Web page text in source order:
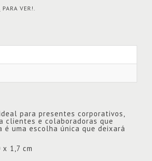
PARA VER!.
para presentes corporativos,
clientes e colaboradoras que
uma escolha única que deixará
1,7 cm